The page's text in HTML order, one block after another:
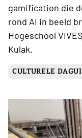
gamification die
rond AI in beeld
Hogeschool
Kulak.
CULTURELE